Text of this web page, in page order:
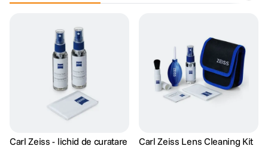
Carl Zeiss - lichid de curatare Carl Zeiss Lens Cleaning Kit